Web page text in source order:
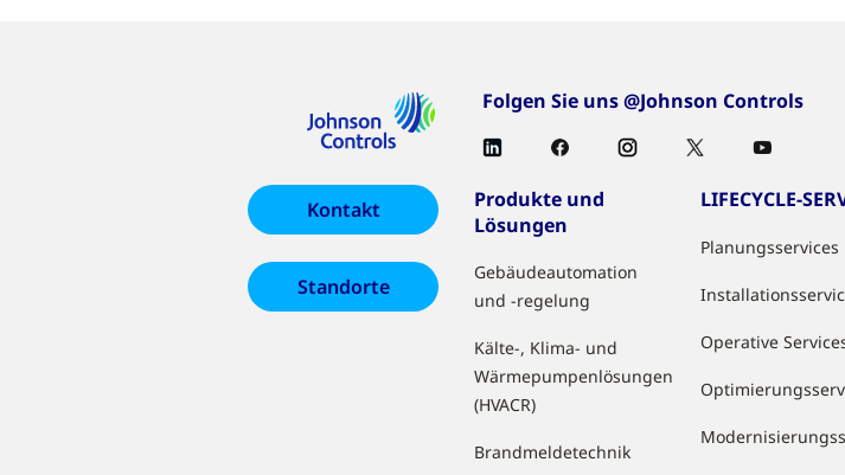
Folgen Sie uns @Johnson Controls
Kontakt
Standorte
Produkte und
Lösungen
Gebäudeautomation
und -regelung
Kälte-, Klima- und
Wärmepumpenlösungen
(HVACR)
Brandmeldetechnik
LIFECYCLE-
Planungsservices
Operative